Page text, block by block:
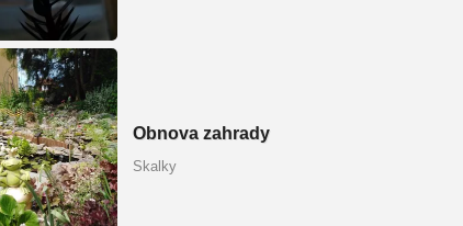
Obnova zahrady
Skalky